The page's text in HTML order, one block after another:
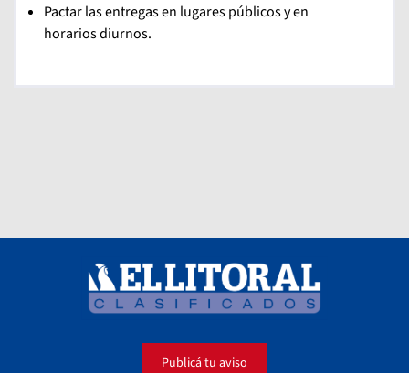
Pactar las entregas en lugares públicos y en
horarios diurnos.
Publicá tu aviso